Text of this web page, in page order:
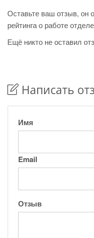
Оставьте ваш отзыв, он
рейтинга о работе
Ещё никто не оставил
Написать
Имя
Email
Отзыв